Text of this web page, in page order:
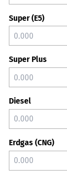
Super (E5)
Super Plus
Diesel
Erdgas (CNG)